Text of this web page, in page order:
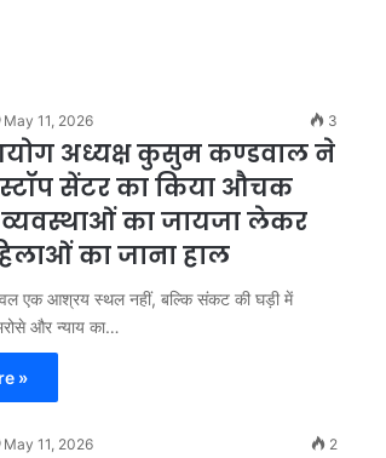
May 11, 2026 3
अध्यक्ष कुसुम कण्डवाल ने
सेंटर का किया औचक
व्यवस्थाओं का जायजा लेकर
का जाना हाल
एक आश्रय स्थल नहीं, बल्कि संकट की घड़ी में
और न्याय का…
»
May 11, 2026 2